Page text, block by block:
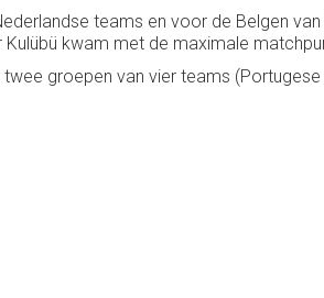
teams en voor de Belgen
kwam met de maximale
groepen van vier teams (Portugese